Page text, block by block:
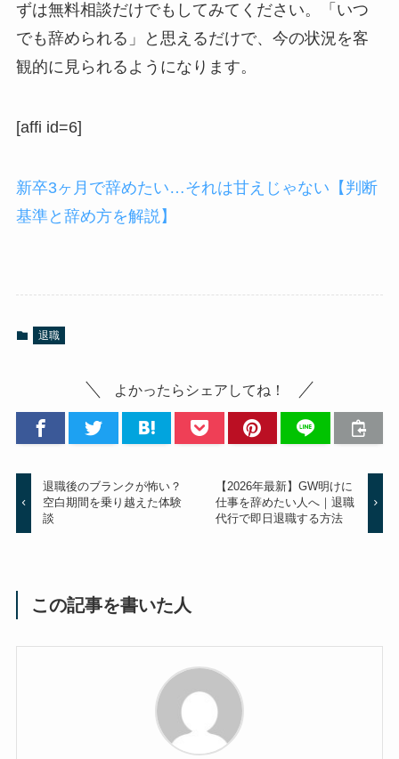
ずは無料相談だけでもしてみてください。「いつ
でも辞められる」と思えるだけで、今の状況を客
観的に見られるようになります。
[affi id=6]
新卒3ヶ月で辞めたい…それは甘えじゃない【判断
基準と辞め方を解説】
退職
よかったらシェアしてね！
退職後のブランクが怖い？
空白期間を乗り越えた体験
談
【2026年最新】GW明けに
仕事を辞めたい人へ｜退職
代行で即日退職する方法
この記事を書いた人